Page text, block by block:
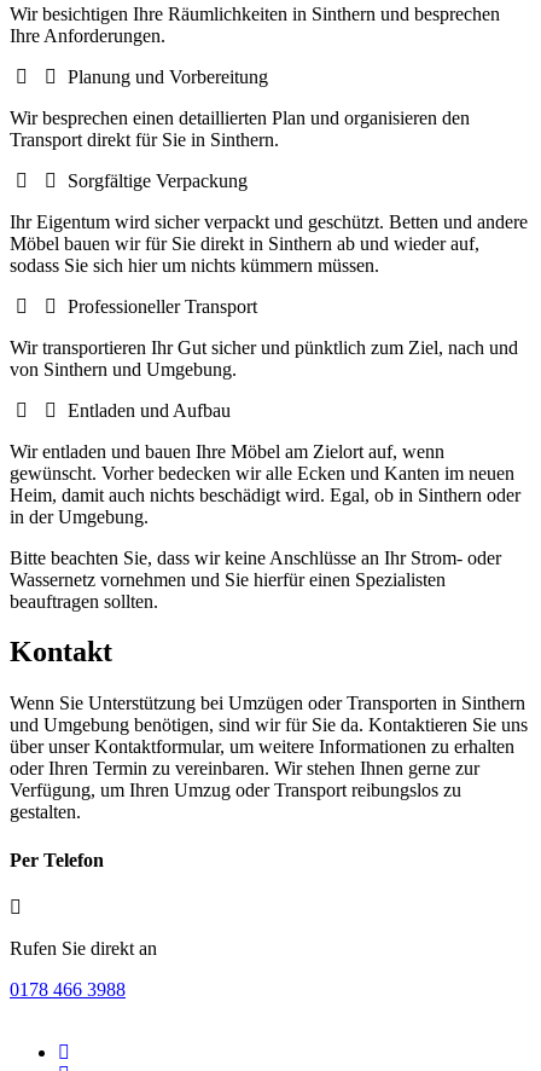
Wir besichtigen Ihre Räumlichkeiten in Sinthern und besprechen
Ihre Anforderungen.
Planung und Vorbereitung
Wir besprechen einen detaillierten Plan und organisieren den
Transport direkt für Sie in Sinthern.
Sorgfältige Verpackung
Ihr Eigentum wird sicher verpackt und geschützt. Betten und andere
Möbel bauen wir für Sie direkt in Sinthern ab und wieder auf,
sodass Sie sich hier um nichts kümmern müssen.
Professioneller Transport
Wir transportieren Ihr Gut sicher und pünktlich zum Ziel, nach und
von Sinthern und Umgebung.
Entladen und Aufbau
Wir entladen und bauen Ihre Möbel am Zielort auf, wenn
gewünscht. Vorher bedecken wir alle Ecken und Kanten im neuen
Heim, damit auch nichts beschädigt wird. Egal, ob in Sinthern oder
in der Umgebung.
Bitte beachten Sie, dass wir keine Anschlüsse an Ihr Strom- oder
Wassernetz vornehmen und Sie hierfür einen Spezialisten
beauftragen sollten.
Kontakt
Wenn Sie Unterstützung bei Umzügen oder Transporten in Sinthern
und Umgebung benötigen, sind wir für Sie da. Kontaktieren Sie uns
über unser Kontaktformular, um weitere Informationen zu erhalten
oder Ihren Termin zu vereinbaren. Wir stehen Ihnen gerne zur
Verfügung, um Ihren Umzug oder Transport reibungslos zu
gestalten.
Per Telefon
Rufen Sie direkt an
0178 466 3988